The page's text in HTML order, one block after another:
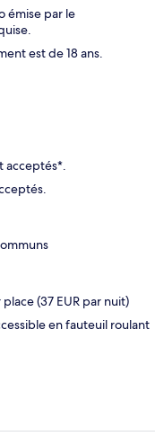
émise par le
est de 18 ans.
acceptés*.
(37 EUR par nuit)
en fauteuil roulant